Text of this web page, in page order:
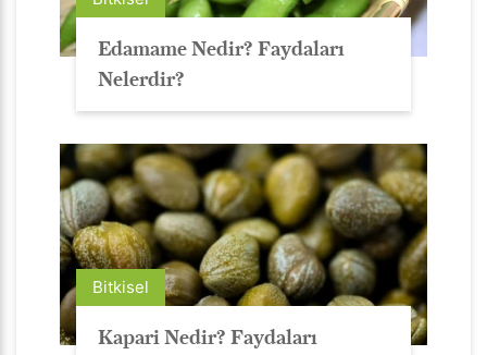
Edamame Nedir? Faydaları
Nelerdir?
Bitkisel
Kapari Nedir? Faydaları